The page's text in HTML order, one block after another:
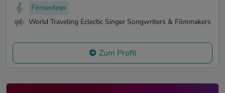
Firmenfeier
World Traveling Eclectic Singer Songwriters & Filmmakers
Zum Profil